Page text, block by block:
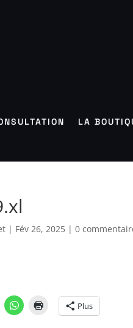
LA
| Fév 26, 2025 |0
Plus